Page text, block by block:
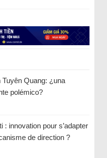
Quang: ¿una
polémico?
innovation pour s’adapter
de direction ?